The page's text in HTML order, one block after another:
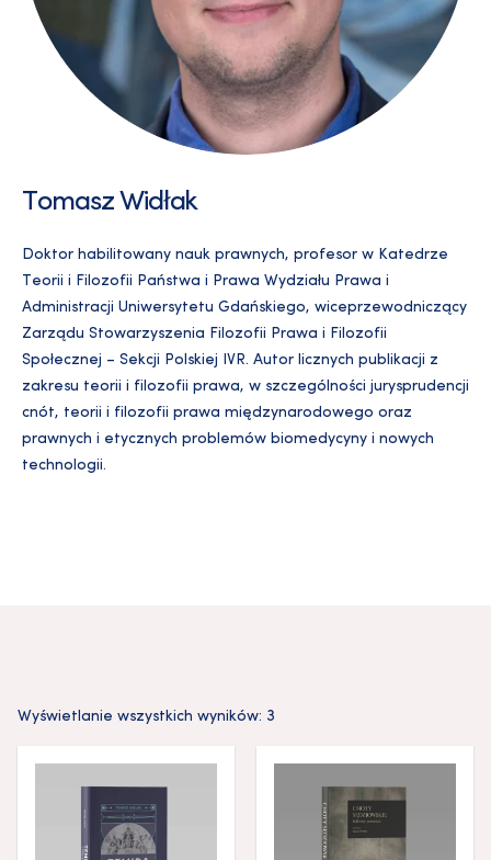
Tomasz Widłak
Doktor habilitowany nauk prawnych, profesor w Katedrze
Teorii i Filozofii Państwa i Prawa Wydziału Prawa i
Administracji Uniwersytetu Gdańskiego, wiceprzewodniczący
Zarządu Stowarzyszenia Filozofii Prawa i Filozofii
Społecznej – Sekcji Polskiej IVR. Autor licznych publikacji z
zakresu teorii i filozofii prawa, w szczególności jurysprudencji
cnót, teorii i filozofii prawa międzynarodowego oraz
prawnych i etycznych problemów biomedycyny i nowych
technologii.
Wyświetlanie wszystkich wyników: 3